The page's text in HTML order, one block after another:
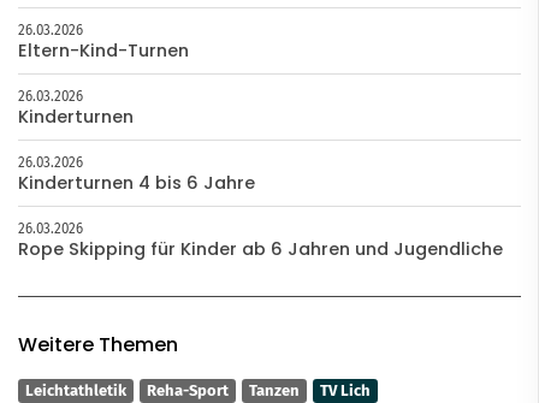
26.03.2026
Eltern-Kind-Turnen
26.03.2026
Kinderturnen
26.03.2026
Kinderturnen 4 bis 6 Jahre
26.03.2026
Rope Skipping für Kinder ab 6 Jahren und Jugendliche
Weitere Themen
Leichtathletik Reha-Sport Tanzen TV Lich